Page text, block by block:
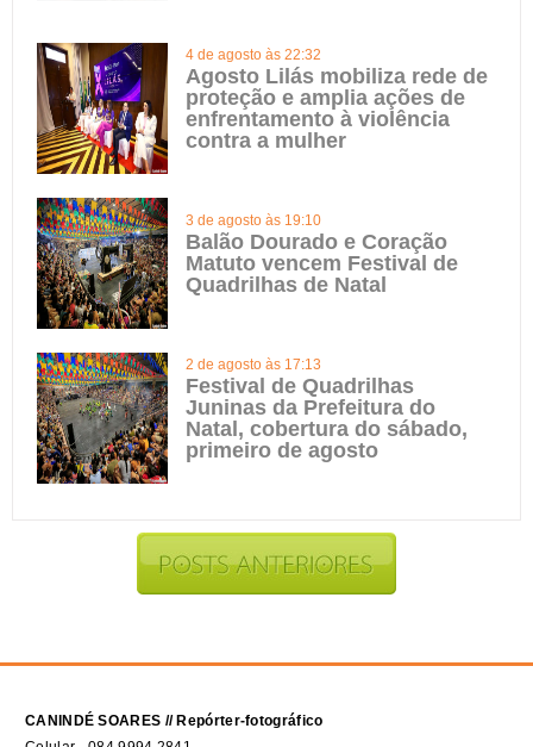
4 de agosto às 22:32
Agosto Lilás mobiliza rede de
proteção e amplia ações de
enfrentamento à violência
contra a mulher
3 de agosto às 19:10
Balão Dourado e Coração
Matuto vencem Festival de
Quadrilhas de Natal
2 de agosto às 17:13
Festival de Quadrilhas
Juninas da Prefeitura do
Natal, cobertura do sábado,
primeiro de agosto
CANINDÉ SOARES // Repórter-fotográfico